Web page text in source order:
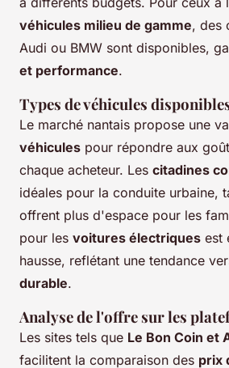
véhicules milieu de gamme, des
Audi ou BMW sont disponibles,
et performance.
Types de véhicules
Le marché nantais propose une
véhicules pour répondre aux
chaque acheteur. Les citadines
idéales pour la conduite urbaine,
offrent plus d'espace pour les
pour les voitures électriques est
hausse, reflétant une tendance
durable.
Analyse de l'offre sur les
Les sites tels que Le Bon Coin et
facilitent la comparaison des prix